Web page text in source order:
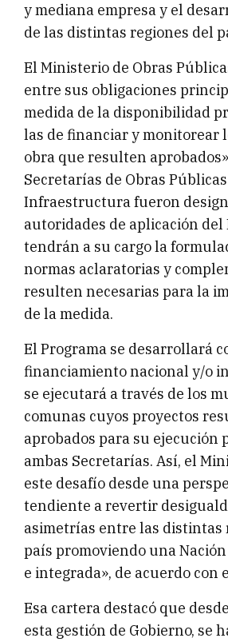
y mediana empresa y el
de las distintas regiones del
El Ministerio de Obras
entre sus obligaciones
medida de la disponibilidad
las de financiar y monitorear
obra que resulten
Secretarías de Obras
Infraestructura fueron
autoridades de aplicación del
tendrán a su cargo la
normas aclaratorias y
resulten necesarias para la
de la medida.
El Programa se desarrollará
financiamiento nacional y/o
se ejecutará a través de los
comunas cuyos proyectos
aprobados para su ejecución
ambas Secretarías. Así, el
este desafío desde una
tendiente a revertir
asimetrías entre las distintas
país promoviendo una
e integrada», de acuerdo con
Esa cartera destacó que
esta gestión de Gobierno, se